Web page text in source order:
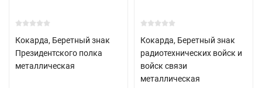
Кокарда, Беретный знак
Президентского полка
металлическая
Кокарда, Беретный знак
радиотехнических войск и
войск связи
металлическая